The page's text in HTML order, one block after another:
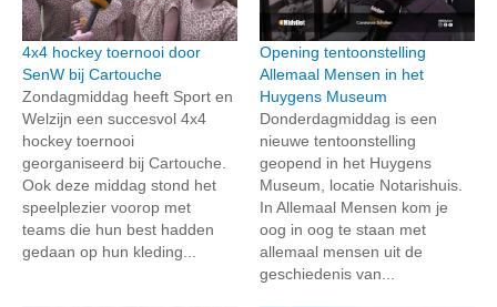
4x4 hockey toernooi door
SenW bij Cartouche
Zondagmiddag heeft Sport en
Welzijn een succesvol 4x4
hockey toernooi
georganiseerd bij Cartouche.
Ook deze middag stond het
speelplezier voorop met
teams die hun best hadden
gedaan op hun kleding...
Opening tentoonstelling
Allemaal Mensen in het
Huygens Museum
Donderdagmiddag is een
nieuwe tentoonstelling
geopend in het Huygens
Museum, locatie Notarishuis.
In Allemaal Mensen kom je
oog in oog te staan met
allemaal mensen uit de
geschiedenis van...